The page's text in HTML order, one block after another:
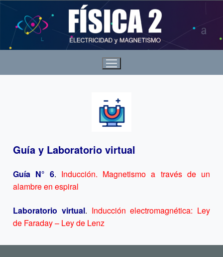
Guía y Laboratorio virtual
Guía N° 6. Inducción. Magnetismo a través de un
alambre en espiral
Laboratorio virtual. Inducción electromagnética: Ley
de Faraday – Ley de Lenz